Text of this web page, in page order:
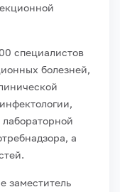
специалистов
болезней,
а
заместитель